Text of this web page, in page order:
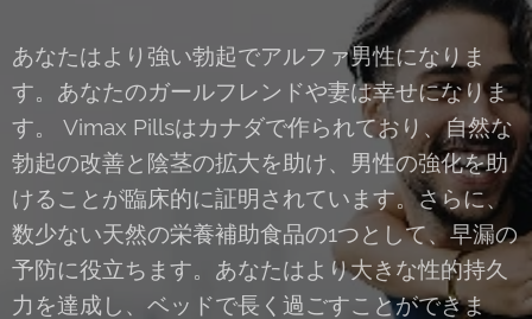
あなたはより強い勃起でアルファ男性になりま
す。あなたのガールフレンドや妻は幸せになりま
す。 Vimax Pillsはカナダで作られており、自然な
勃起の改善と陰茎の拡大を助け、男性の強化を助
けることが臨床的に証明されています。さらに、
数少ない天然の栄養補助食品の1つとして、早漏の
予防に役立ちます。あなたはより大きな性的持久
力を達成し、ベッドで長く過ごすことができま